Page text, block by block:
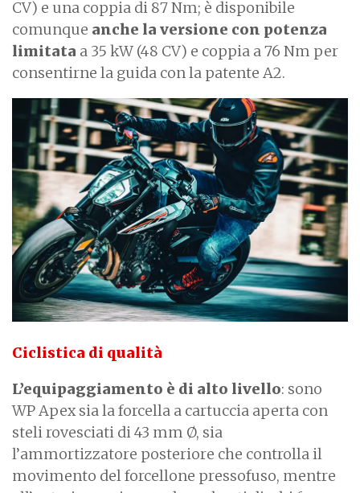
CV) e una coppia di 87 Nm; è disponibile
comunque anche la versione con potenza
limitata a 35 kW (48 CV) e coppia a 76 Nm per
consentirne la guida con la patente A2.
Ciclistica di qualità
L’equipaggiamento è di alto livello: sono
WP Apex sia la forcella a cartuccia aperta con
steli rovesciati di 43 mm Ø, sia
l’ammortizzatore posteriore che controlla il
movimento del forcellone pressofuso, mentre